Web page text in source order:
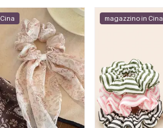
magazzino in Cina